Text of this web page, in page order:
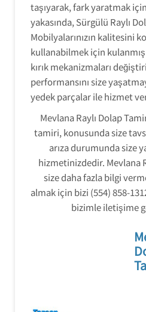
taşıyarak, fark yaratmak
yakasında, Sürgülü Raylı
Mobilyalarınızın kalitesini
kullanabilmek için kulanmış
kırık mekanizmaları
performansını size
yedek parçalar ile hizmet
Mevlana Raylı Dolap
tamiri, konusunda size
arıza durumunda size
hizmetinizdedir. Mevlana
size daha fazla bilgi
almak için bizi (554) 858-
bizimle iletişime